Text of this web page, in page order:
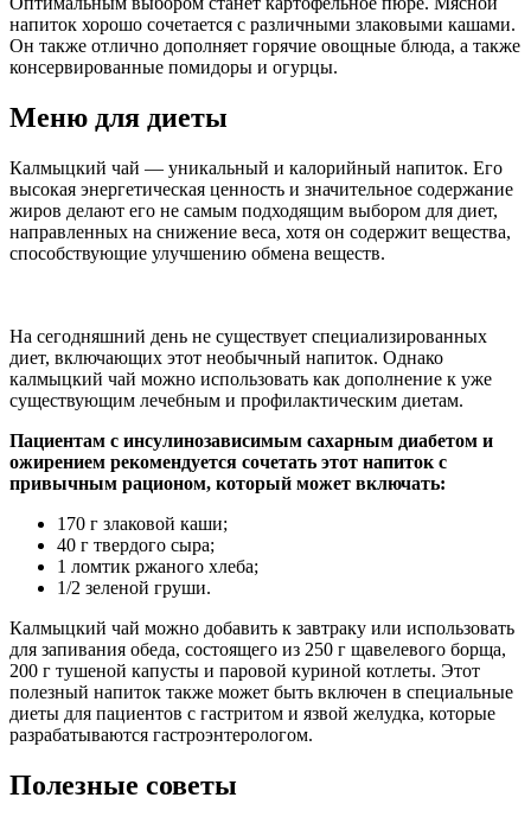
напиток хорошо сочетается с различными злаковыми кашами.
Он также отлично дополняет горячие овощные блюда, а также
консервированные помидоры и огурцы.
Меню для диеты
Калмыцкий чай — уникальный и калорийный напиток. Его
высокая энергетическая ценность и значительное содержание
жиров делают его не самым подходящим выбором для диет,
направленных на снижение веса, хотя он содержит вещества,
способствующие улучшению обмена веществ.
На сегодняшний день не существует специализированных
диет, включающих этот необычный напиток. Однако
калмыцкий чай можно использовать как дополнение к уже
существующим лечебным и профилактическим диетам.
Пациентам с инсулинозависимым сахарным диабетом и
ожирением рекомендуется сочетать этот напиток с
привычным рационом, который может включать:
170 г злаковой каши;
40 г твердого сыра;
1 ломтик ржаного хлеба;
1/2 зеленой груши.
Калмыцкий чай можно добавить к завтраку или использовать
для запивания обеда, состоящего из 250 г щавелевого борща,
200 г тушеной капусты и паровой куриной котлеты. Этот
полезный напиток также может быть включен в специальные
диеты для пациентов с гастритом и язвой желудка, которые
разрабатываются гастроэнтерологом.
Полезные советы